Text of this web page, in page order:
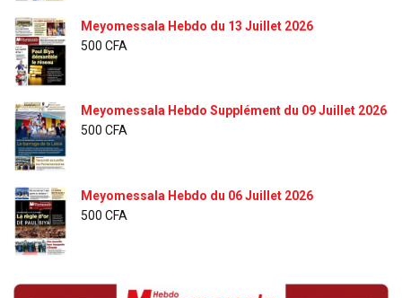
Meyomessala Hebdo du 13 Juillet 2026
500 CFA
Meyomessala Hebdo Supplément du 09 Juillet 2026
500 CFA
Meyomessala Hebdo du 06 Juillet 2026
500 CFA